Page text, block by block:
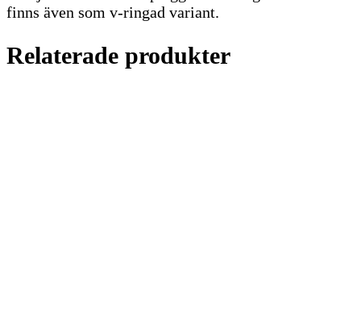
finns även som v-ringad variant.
Relaterade produkter